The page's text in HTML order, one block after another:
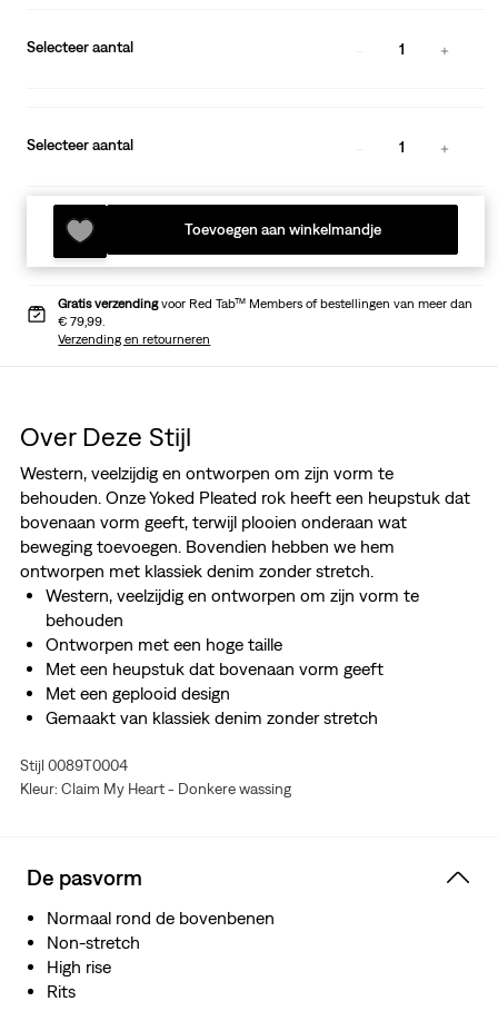
Selecteer aantal 1
Selecteer aantal 1
Toevoegen aan winkelmandje
Gratis verzendingvoor Red Tab™ Members of bestellingen van meer dan
€ 79,99.
Verzending en retourneren
Over Deze Stijl
Western, veelzijdig en ontworpen om zijn vorm te
behouden. Onze Yoked Pleated rok heeft een heupstuk dat
bovenaan vorm geeft, terwijl plooien onderaan wat
beweging toevoegen. Bovendien hebben we hem
ontworpen met klassiek denim zonder stretch.
Western, veelzijdig en ontworpen om zijn vorm te
behouden
Ontworpen met een hoge taille
Met een heupstuk dat bovenaan vorm geeft
Met een geplooid design
Gemaakt van klassiek denim zonder stretch
gerecycled water, wat ons helpt onze impact op deze
eindige hulpbron te verminderen
Stijl 0089T0004
Kleur: Claim My Heart - Donkere wassing
De pasvorm
Normaal rond de bovenbenen
Non-stretch
High rise
Rits